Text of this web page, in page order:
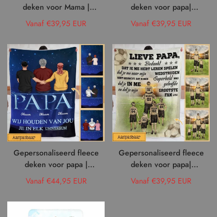
deken voor Mama |
Gepersonaliseerd cadeau
voor Moeder | Eerste
Moeder Voor Altijd Vriend
Normale
Vanaf €39,95 EUR
deken voor papa|
Gepersonaliseerd cadeau
voor vader| Papa Bescherm
Mama
Normale
Vanaf €39,95 EUR
Gepersonaliseerd fleece
deken voor papa |
Gepersonaliseerd cadeau
voor vader | Papa Ik Hou
Van Jou Je In Elk Universum
Normale
Vanaf €44,95 EUR
Gepersonaliseerd fleece
deken voor papa|
Gepersonaliseerd cadeau
voor vader| Papa's Papa's
Normale
Vanaf €39,95 EUR